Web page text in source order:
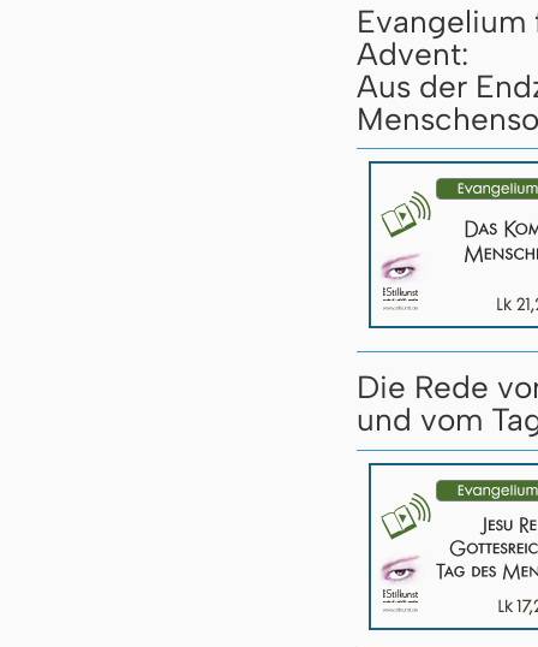
Evangelium
Advent:
Aus der
Die Rede
und vom